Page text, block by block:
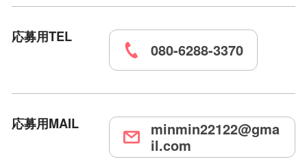
応募用TEL
080-6288-3370
応募用MAIL
minmin22122@gma
il.com